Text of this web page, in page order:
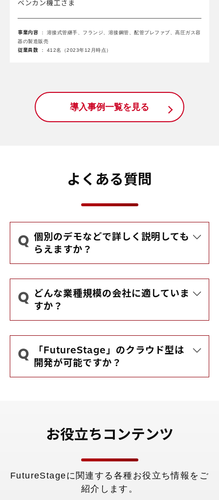
ベンカン機工さま
事業内容 ： 溶接式管継手、フランジ、溶接鋼管、配管プレファブ、高圧ガス容
器の製造販売
従業員数 ： 412名（2023年12月時点）
導入事例一覧を見る
よくある質問
個別のデモなどで詳しく説明しても
らえますか？
はい、可能です。
お申し込みの際に、お客さまのご要望
や業種・業態などをお知らせいただけ
どんな業種規模の会社に適していま
すか？
中堅・中小規模の幅広い業種のお客さ
【製造業】
金属製品製造業
食品卸売業
医薬品卸売業
建材・金物建具卸売業
その他商品卸売業
その他さまざまなお客さまにご利用い
ただいております。上記に記載のない
「FutureStage」のクラウド型は
開発が可能ですか？
FutureStageはノーコード開発とロー
Lite版とお客さまの運用に合わせなが
現できるStandard版の 2つの導入モ
デルがありますので、お客さまのご要
件に合わせて適時開発が可能です。
お役立ちコンテンツ
FutureStageに関連する各種お役立ち情報をご
紹介します。